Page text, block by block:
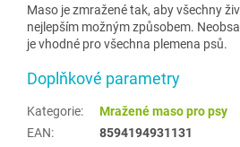
Maso je zmražené tak, aby všechny
nejlepším možným způsobem.
je vhodné pro všechna plemena psů.
Doplňkové parametry
Kategorie:
Mražené maso pro psy
EAN:
8594194931131